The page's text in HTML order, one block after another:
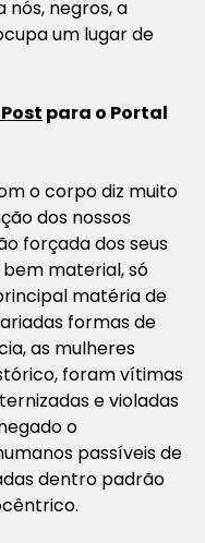
nós, negros, a
um lugar de
para o Portal
o corpo diz muito
dos nossos
forçada dos seus
material, só
matéria de
formas de
as mulheres
foram vítimas
e violadas
o
passíveis de
dentro padrão